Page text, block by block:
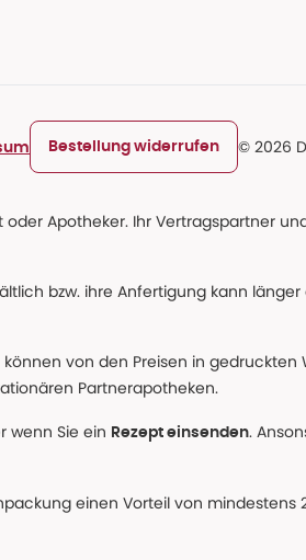
Bestellung widerrufen © 2026
Apotheker. Ihr Vertragspartner
bzw. ihre Anfertigung kann
von den Preisen in
Partnerapotheken.
wenn Sie ein Rezept einsenden.
einen Vorteil von mindestens